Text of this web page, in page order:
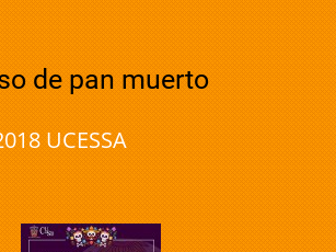
de pan muerto
UCESSA